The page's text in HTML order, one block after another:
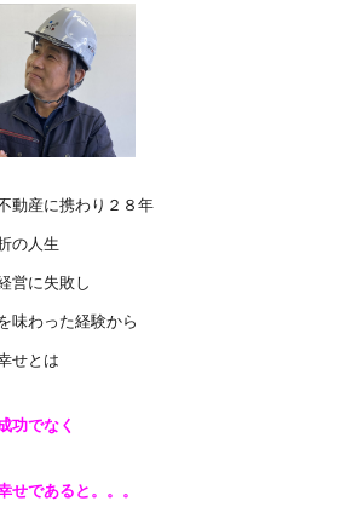
動産に携わり２８年
の人生
営に失敗し
味わった経験から
せとは
功でなく
せであると。。。